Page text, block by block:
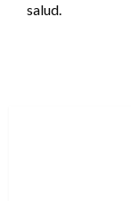
salud.